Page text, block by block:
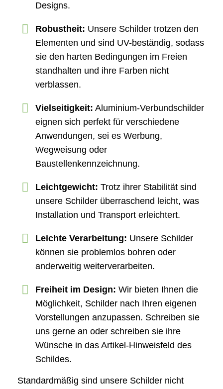
Designs.
Robustheit: Unsere Schilder trotzen den
Elementen und sind UV-beständig, sodass
sie den harten Bedingungen im Freien
standhalten und ihre Farben nicht
verblassen.
Vielseitigkeit: Aluminium-Verbundschilder
eignen sich perfekt für verschiedene
Anwendungen, sei es Werbung,
Wegweisung oder
Baustellenkennzeichnung.
Leichtgewicht:Trotz ihrer Stabilität sind
unsere Schilder überraschend leicht, was
Installation und Transport erleichtert.
Leichte Verarbeitung: Unsere Schilder
können sie problemlos bohren oder
anderweitig weiterverarbeiten.
Freiheit im Design:Wir bieten Ihnen die
Möglichkeit, Schilder nach Ihren eigenen
Vorstellungen anzupassen. Schreiben sie
uns gerne an oder schreiben sie ihre
Wünsche in das Artikel-Hinweisfeld des
Schildes.
Standardmäßig sind unsere Schilder nicht